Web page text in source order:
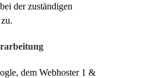
der zuständigen
dem Webhoster 1 &